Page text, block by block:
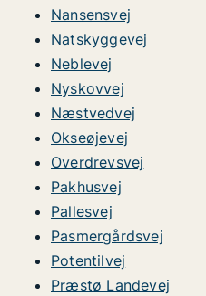
Nansensvej
Natskyggevej
Neblevej
Nyskovvej
Næstvedvej
Okseøjevej
Overdrevsvej
Pakhusvej
Pallesvej
Pasmergårdsvej
Potentilvej
Præstø Landevej